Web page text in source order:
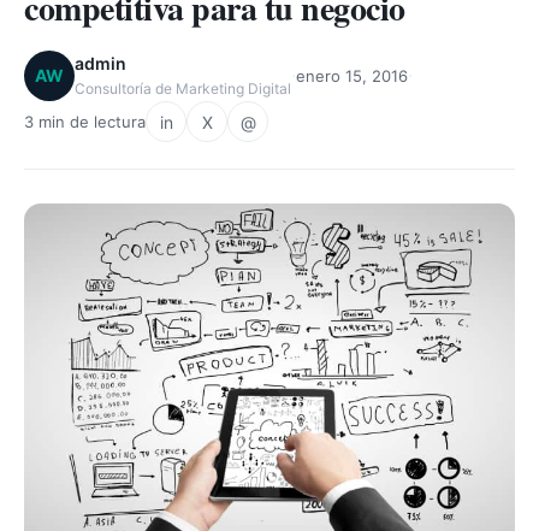
AW
admin
Consultoría de Marketing Digital
enero 15, 2016
3 min de lectura in X @